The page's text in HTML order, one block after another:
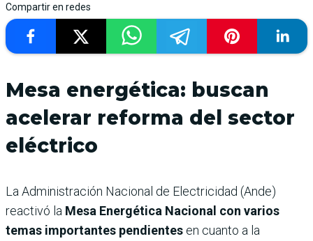
Compartir en redes
Mesa energética: buscan
acelerar reforma del sector
eléctrico
La Administración Nacional de Electricidad (Ande)
reactivó la Mesa Energética Nacional con varios
temas importantes pendientes en cuanto a la